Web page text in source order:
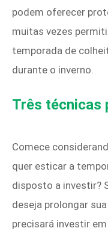
podem oferecer
muitas vezes
temporada de
durante o inverno.
Três técnicas
Comece
quer esticar a
disposto a investir?
deseja prolongar
precisará investir